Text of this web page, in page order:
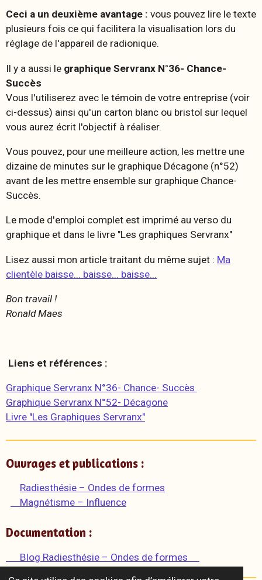
Ceci a un deuxième avantage : vous pouvez lire le texte
plusieurs fois ce qui facilitera la visualisation lors du
réglage de l'appareil de radionique.
Il y a aussi le graphique Servranx N°36- Chance-
Succès
Vous l'utiliserez avec le témoin de votre entreprise (voir
ci-dessus) ainsi qu'un carton blanc ou bristol sur lequel
vous aurez écrit l'objectif à réaliser.
Vous pouvez, pour une meilleure action, les mettre une
dizaine de minutes sur le graphique Décagone (n°52)
avant de les mettre ensemble sur graphique Chance-
Succès.
Le mode d'emploi complet est imprimé au verso du
graphique et dans le livre "Les graphiques Servranx"
Lisez aussi mon article traitant du même sujet : Ma
clientèle baisse... baisse... baisse...
Bon travail !
Ronald Maes
Liens et références :
Graphique Servranx N°36- Chance- Succès
Graphique Servranx N°52- Décagone
Livre "Les Graphiques Servranx"
Ouvrages et publications :
Radiesthésie – Ondes de formes
Magnétisme – Influence
Documentation :
Blog Radiesthésie – Ondes de formes